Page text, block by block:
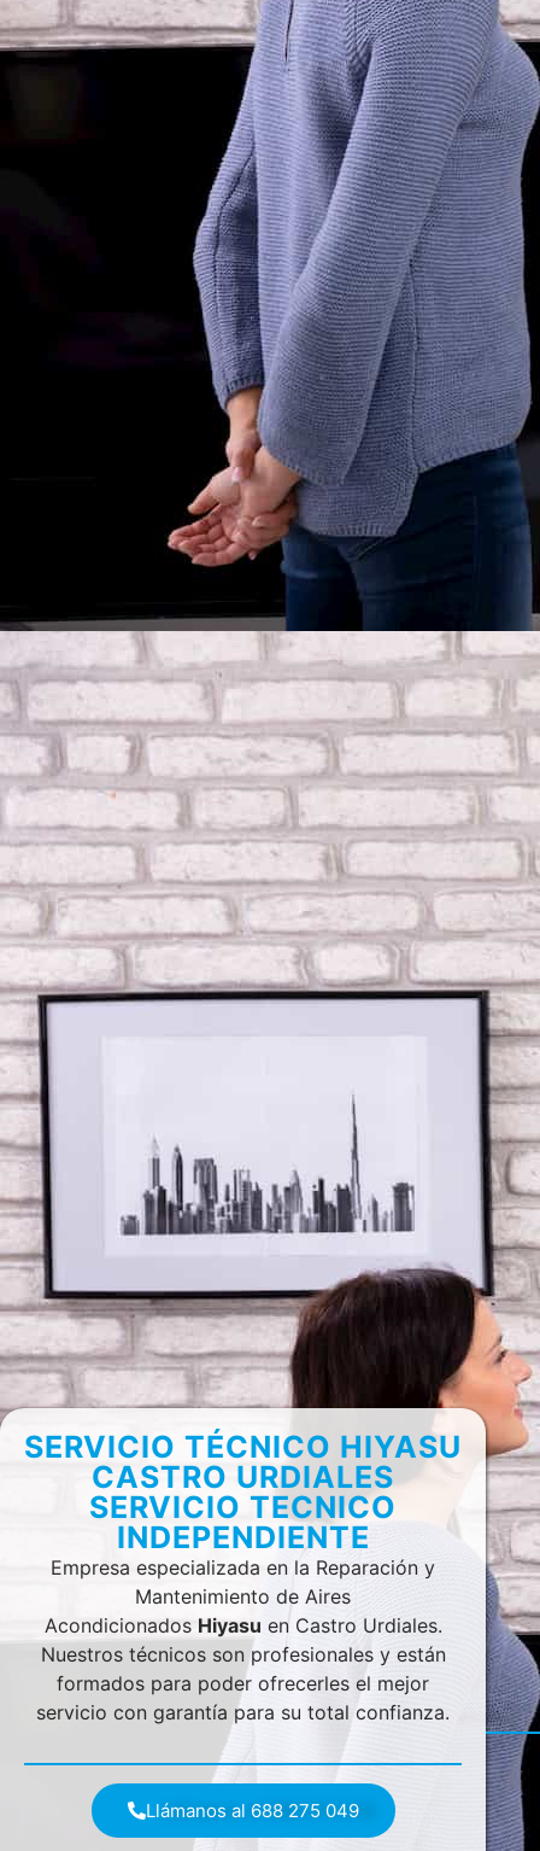
SERVICIO TÉCNICO HIYASU
CASTRO URDIALES
SERVICIO TECNICO
INDEPENDIENTE
Empresa especializada en la Reparación y
Mantenimiento de Aires
Acondicionados Hiyasu en Castro Urdiales.
Nuestros técnicos son profesionales y están
formados para poder ofrecerles el mejor
servicio con garantía para su total confianza.
Llámanos al 688 275 049